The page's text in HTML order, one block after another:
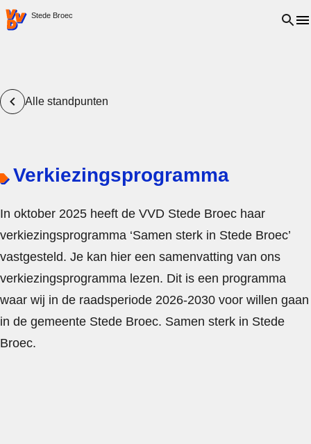
VVD.nl - Ga naar de homepage
Stede Broec Open
Alle standpunten
Verkiezingsprogramma
In oktober 2025 heeft de VVD Stede Broec haar
verkiezingsprogramma ‘Samen sterk in Stede Broec’
vastgesteld. Je kan hier een samenvatting van ons
verkiezingsprogramma lezen. Dit is een programma
waar wij in de raadsperiode 2026-2030 voor willen gaan
in de gemeente Stede Broec. Samen sterk in Stede
Broec.